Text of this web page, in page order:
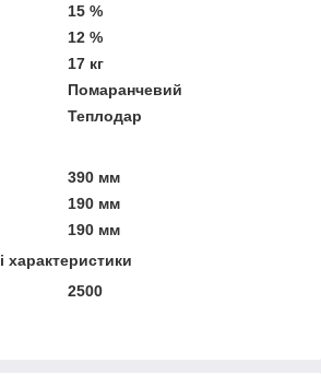
15 %
12 %
17 кг
Помаранчевий
Теплодар
390 мм
190 мм
190 мм
характеристики
2500